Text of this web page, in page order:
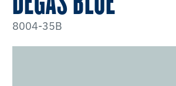
8004-35B